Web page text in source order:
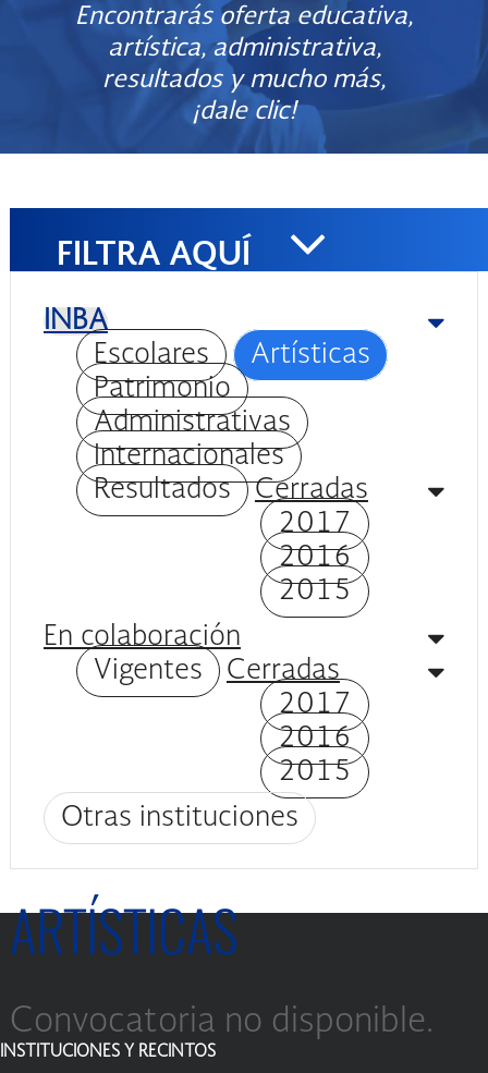
Encontrarás oferta educativa,
artística, administrativa,
resultados y mucho más,
¡dale clic!
FILTRA AQUÍ
INBA
Escolares
Artísticas
Patrimonio
Administrativas
Internacionales
Resultados
Cerradas
2017
2016
2015
En colaboración
Vigentes
Cerradas
2017
2016
2015
Otras instituciones
ARTÍSTICAS
Convocatoria no disponible.
INSTITUCIONES Y RECINTOS